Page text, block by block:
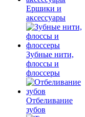
Ершики и
аксессуары
Зубные нити,
флоссы и
флоссеры
Отбеливание
зубов